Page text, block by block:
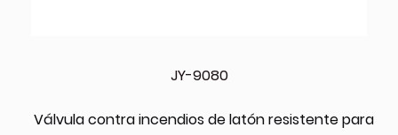
JY-9080
Válvula contra incendios de latón resistente para